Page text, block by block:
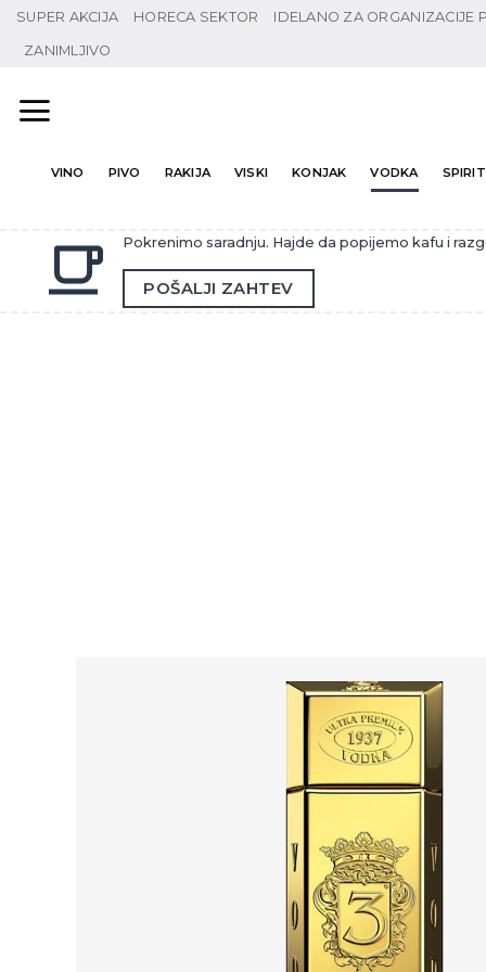
Preskoči
SUPER AKCIJA HORECA SEKTOR IDELANO ZA ORGANIZACIJE
ZANIMLJIVO
VINO PIVO RAKIJA VISKI KONJAK VODKA
Pokrenimo saradnju. Hajde da popijemo kafu i
POŠALJI ZAHTEV